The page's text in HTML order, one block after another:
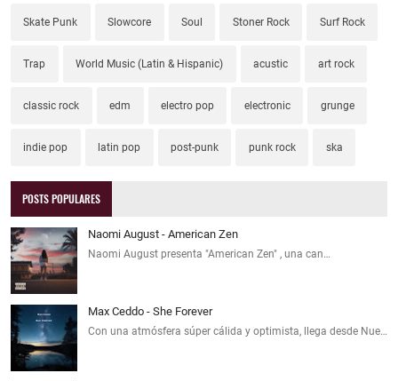
Skate Punk Slowcore Soul Stoner Rock Surf Rock
Trap World Music (Latin & Hispanic) acustic art rock
classic rock edm electro pop electronic grunge
indie pop latin pop post-punk punk rock ska
POSTS POPULARES
Naomi August - American Zen
Naomi August presenta "American Zen" , una can…
Max Ceddo - She Forever
Con una atmósfera súper cálida y optimista, llega desde Nue…